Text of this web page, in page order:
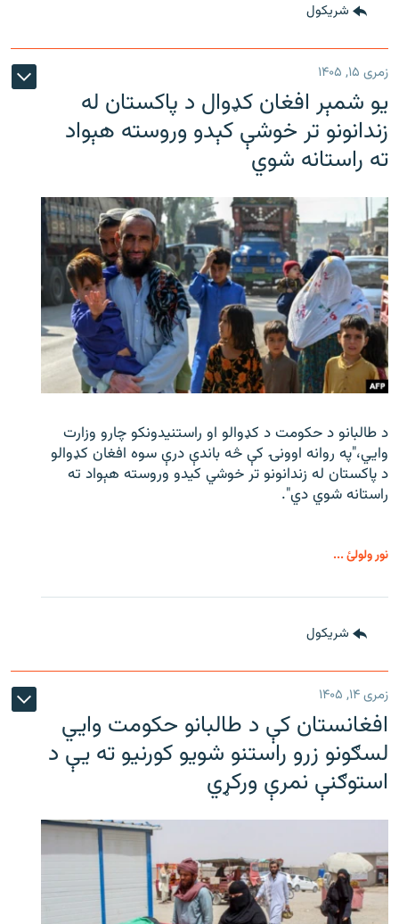
شريکول
زمری ۱۵, ۱۴۰۵
یو شمېر افغان کډوال د پاکستان له
زندانونو تر خوشې کېدو وروسته هېواد
ته راستانه شوي
د طالبانو د حکومت د کډوالو او راستنیدونکو چارو وزارت
وايي،"په روانه اوونۍ کې څه باندې درې سوه افغان کډوالو
د پاکستان له زندانونو تر خوشي کیدو وروسته هېواد ته
راستانه شوي دي".
نور ولولئ ...
شريکول
زمری ۱۴, ۱۴۰۵
افغانستان کې د طالبانو حکومت وايي
لسګونو زرو راستنو شویو کورنیو ته یې د
استوګنې نمرې ورکړي